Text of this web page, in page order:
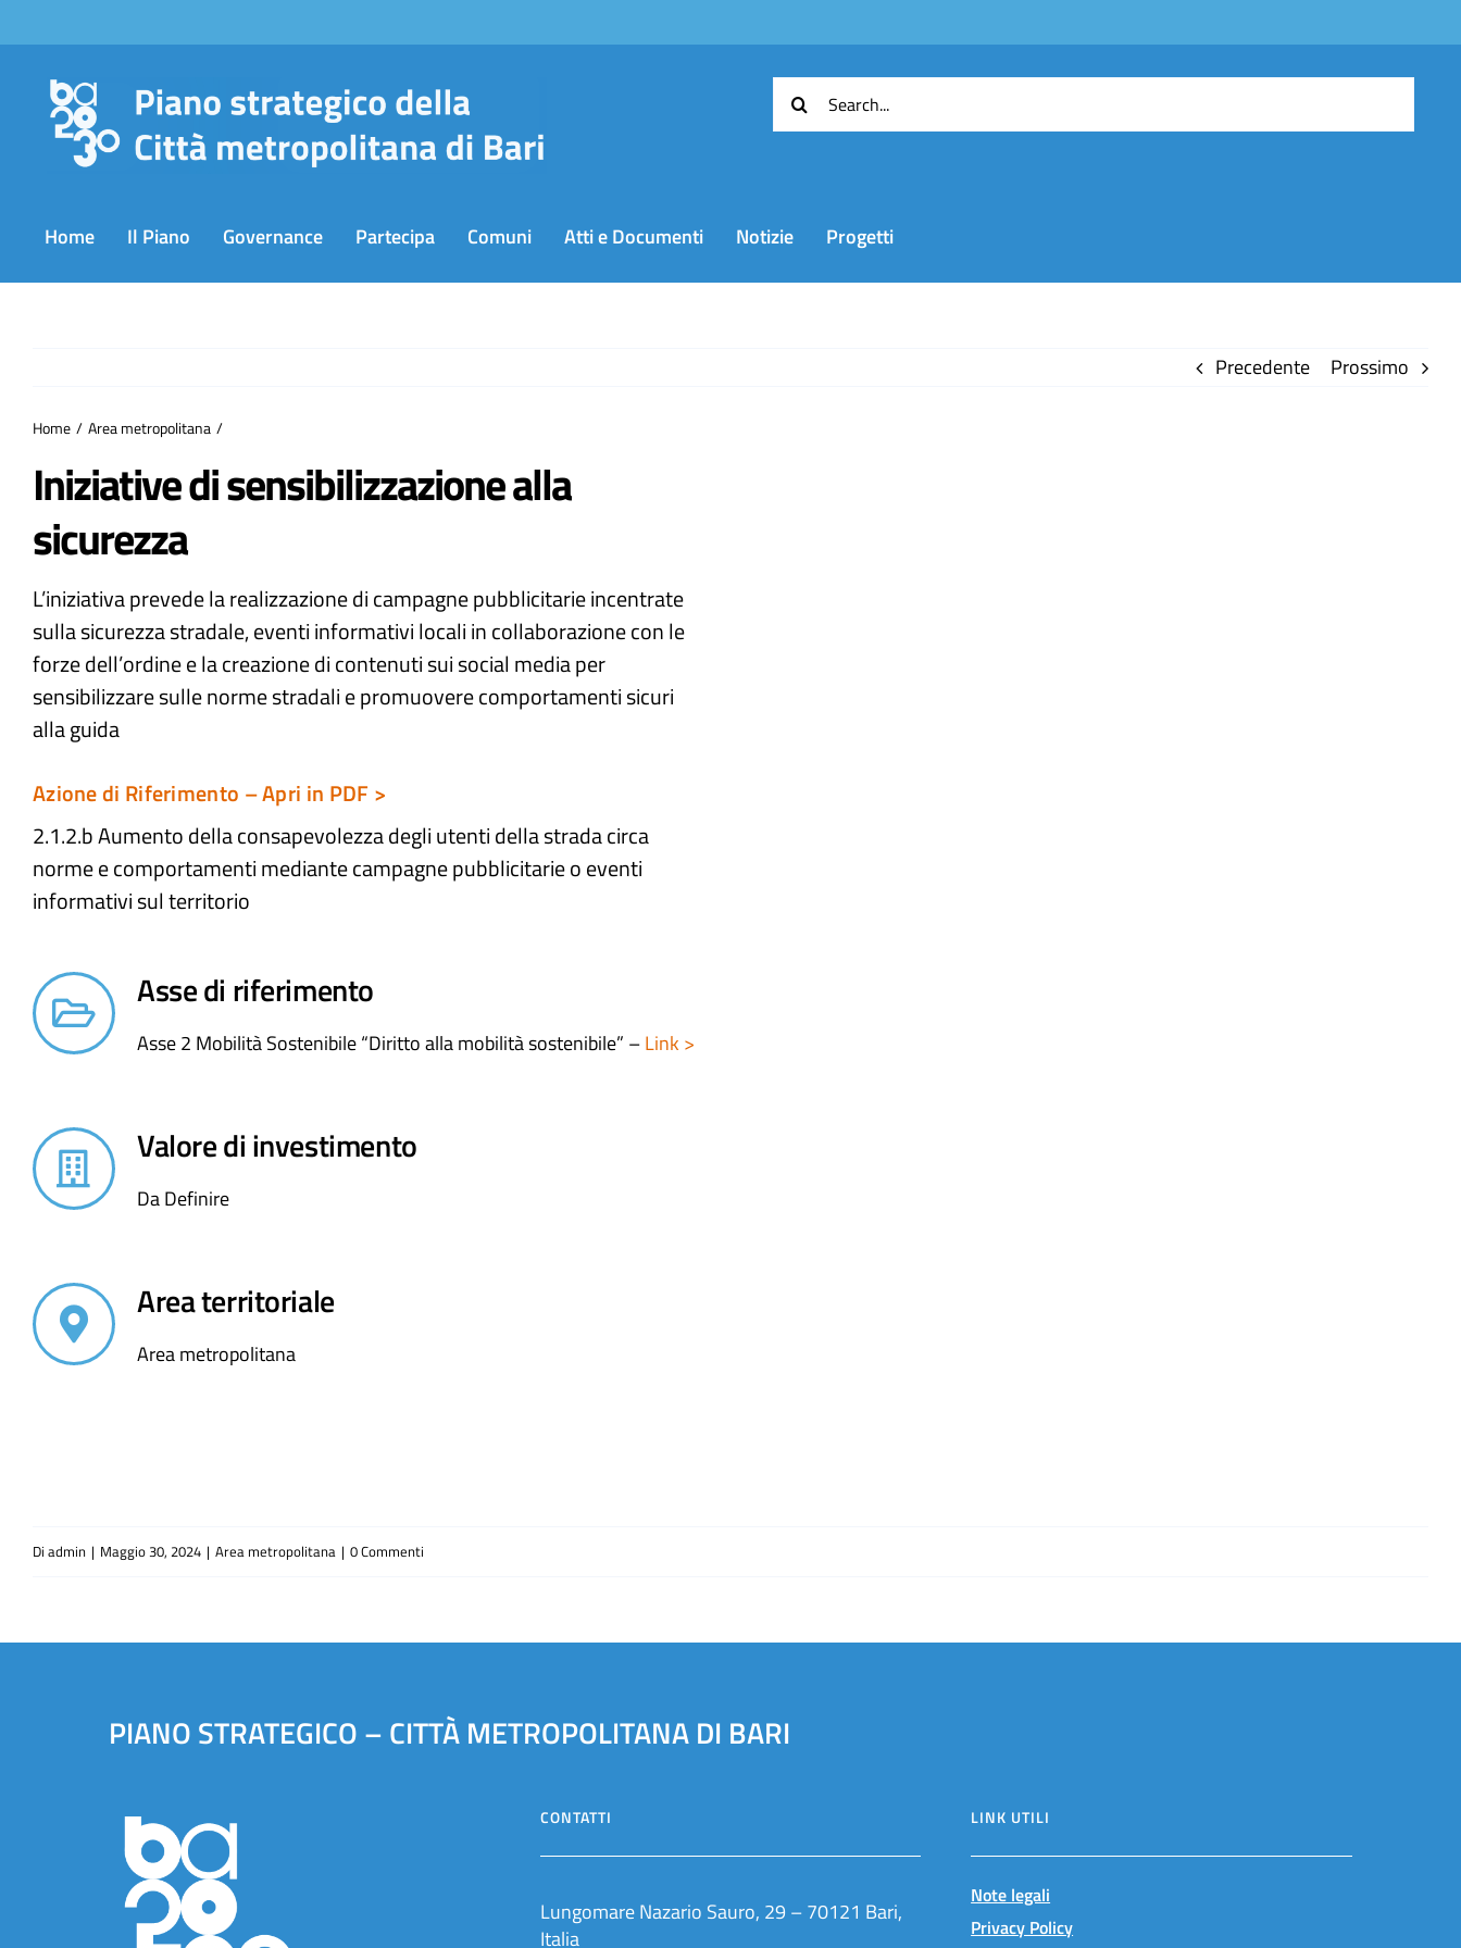
al
contenuto
Cerca
per:
Home Il Piano Governance Partecipa Comuni Atti e Documenti Notizie Progetti
Precedente Prossimo
Home Area metropolitana
Iniziative di sensibilizzazione alla
sicurezza
L’iniziativa prevede la realizzazione di campagne pubblicitarie incentrate
sulla sicurezza stradale, eventi informativi locali in collaborazione con le
forze dell’ordine e la creazione di contenuti sui social media per
sensibilizzare sulle norme stradali e promuovere comportamenti sicuri
alla guida
Azione di Riferimento – Apri in PDF >
2.1.2.b Aumento della consapevolezza degli utenti della strada circa
norme e comportamenti mediante campagne pubblicitarie o eventi
informativi sul territorio​
Asse di riferimento
Asse 2 Mobilità Sostenibile “Diritto alla mobilità sostenibile” –Link >
Valore di investimento
Da Definire
Area territoriale
Area metropolitana
Di admin | Maggio 30, 2024 | Area metropolitana | 0 Commenti
PIANO STRATEGICO – CITTÀ METROPOLITANA DI BARI
CONTATTI
Lungomare Nazario Sauro, 29 – 70121 Bari,
Italia
LINK UTILI
Note legali
Privacy Policy